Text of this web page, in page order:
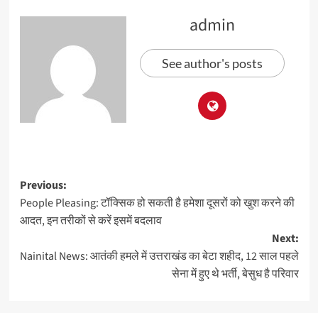
admin
See author's posts
Previous:
People Pleasing: टॉक्सिक हो सकती है हमेशा दूसरों को खुश करने की
आदत, इन तरीकों से करें इसमें बदलाव
Next:
Nainital News: आतंकी हमले में उत्तराखंड का बेटा शहीद, 12 साल पहले
सेना में हुए थे भर्ती, बेसुध है परिवार